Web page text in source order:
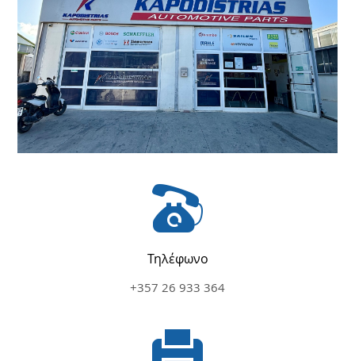
ΑΙΤΗΜΑΤΑ
ΚΑΡΙΕΡΑ
ΕΠΙΚΟΙΝΩΝΙΑ
Τηλέφωνο
+357 26 933 364